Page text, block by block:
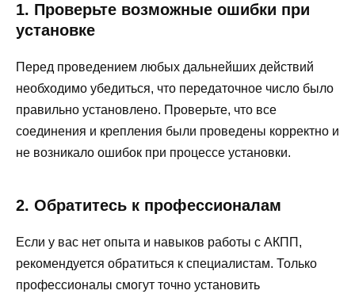
1. Проверьте возможные ошибки при
установке
Перед проведением любых дальнейших действий
необходимо убедиться, что передаточное число было
правильно установлено. Проверьте, что все
соединения и крепления были проведены корректно и
не возникало ошибок при процессе установки.
2. Обратитесь к профессионалам
Если у вас нет опыта и навыков работы с АКПП,
рекомендуется обратиться к специалистам. Только
профессионалы смогут точно установить